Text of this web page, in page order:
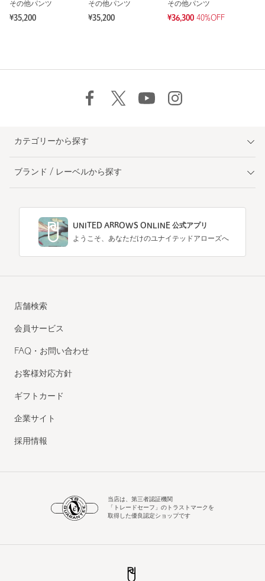
その他パンツ
¥35,200
その他パンツ
¥35,200
その他パンツ
¥36,300 40%OFF
カテゴリーから探す
ブランド / レーベルから探す
UNITED ARROWS ONLINE 公式アプリ
ようこそ、あなただけのユナイテッドアローズへ
店舗検索
会員サービス
FAQ・お問い合わせ
お客様対応方針
ギフトカード
企業サイト
採用情報
当店は、第三者認証機関
「トレードセーフ」のトラストマークを
取得した優良認定ショップです